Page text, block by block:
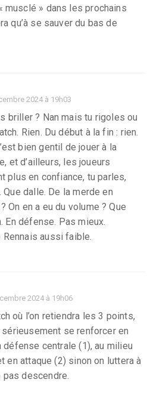
musclé » dans les prochains
qu’à se sauver du bas de
2024 à 19h03
briller ? Nan mais tu rigoles ou
Rien. Du début à la fin : rien.
bien gentil de jouer à la
et d’ailleurs, les joueurs
plus en confiance, tu parles,
dalle. De la merde en
On en a eu du volume ? Que
En défense. Pas mieux.
Rennais aussi faible.
2024 à 19h06
où l’on retiendra les 3 points,
se renforcer en
défense centrale (1), au milieu
en attaque (2) sinon on luttera à
descendre.